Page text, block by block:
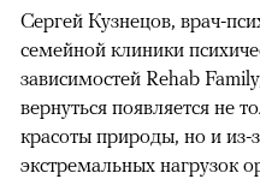
Сергей Кузнецов, врач-
семейной клиники
зависимостей Rehab
вернуться появляется не
красоты природы, но и
экстремальных нагрузок